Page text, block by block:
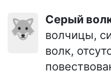
🐺 Серый
волчицы,
волк,